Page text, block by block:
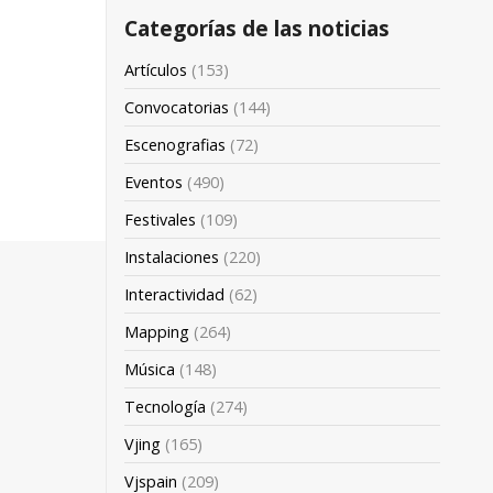
Categorías de las noticias
Artículos (153)
Convocatorias (144)
Escenografias (72)
Eventos (490)
Festivales (109)
Instalaciones (220)
Interactividad (62)
Mapping (264)
Música (148)
Tecnología (274)
Vjing (165)
Vjspain (209)